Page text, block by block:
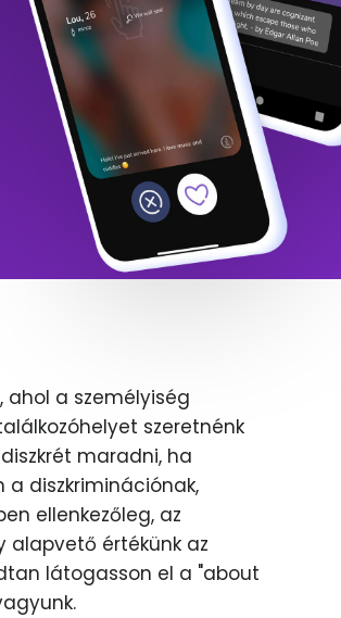
ahol a személyiség
szeretnénk
maradni, ha
diszkriminációnak,
ellenkezőleg, az
alapvető értékünk az
látogasson el a "about